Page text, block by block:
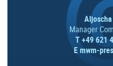
Manager
T +49 621
Emwm-